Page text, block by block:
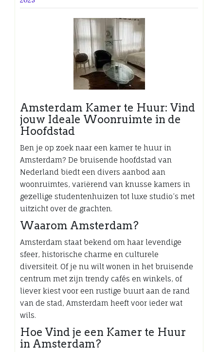
Amsterdam Kamer te Huur: Vind
jouw Ideale Woonruimte in de
Hoofdstad
Ben je op zoek naar een kamer te huur in
Amsterdam? De bruisende hoofdstad van
Nederland biedt een divers aanbod aan
woonruimtes, variërend van knusse kamers in
gezellige studentenhuizen tot luxe studio’s met
uitzicht over de grachten.
Waarom Amsterdam?
Amsterdam staat bekend om haar levendige
sfeer, historische charme en culturele
diversiteit. Of je nu wilt wonen in het bruisende
centrum met zijn trendy cafés en winkels, of
liever kiest voor een rustige buurt aan de rand
van de stad, Amsterdam heeft voor ieder wat
wils.
Hoe Vind je een Kamer te Huur
in Amsterdam?